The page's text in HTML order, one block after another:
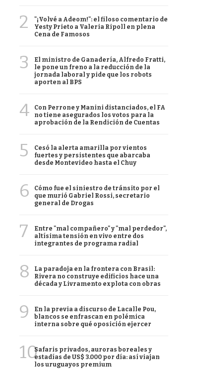
2
"¡Volvé a Adeom!": el filoso comentario de
Yesty Prieto a Valeria Ripoll en plena
Cena de Famosos
3
El ministro de Ganadería, Alfredo Fratti,
le pone un freno a la reducción de la
jornada laboral y pide que los robots
aporten al BPS
4
Con Perrone y Manini distanciados, el FA
no tiene asegurados los votos para la
aprobación de la Rendición de Cuentas
5
Cesó la alerta amarilla por vientos
fuertes y persistentes que abarcaba
desde Montevideo hasta el Chuy
6
Cómo fue el siniestro de tránsito por el
que murió Gabriel Rossi, secretario
general de Drogas
7
Entre "mal compañero" y "mal perdedor",
altísima tensión en vivo entre dos
integrantes de programa radial
8
La paradoja en la frontera con Brasil:
Rivera no construye edificios hace una
década y Livramento explota con obras
9
En la previa a discurso de Lacalle Pou,
blancos se enfrascan en polémica
interna sobre qué oposición ejercer
10Safaris privados, auroras boreales y
estadías de US$ 3.000 por día: así viajan
los uruguayos premium